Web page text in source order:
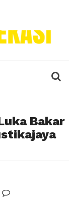
Bakar